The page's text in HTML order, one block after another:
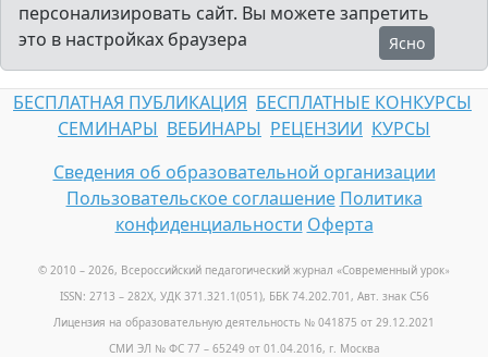
персонализировать сайт. Вы можете запретить
это в настройках браузера
Ясно
БЕСПЛАТНАЯ ПУБЛИКАЦИЯ БЕСПЛАТНЫЕ КОНКУРСЫ
СЕМИНАРЫ ВЕБИНАРЫ РЕЦЕНЗИИ КУРСЫ
Сведения об образовательной организации
Пользовательское соглашение Политика
конфиденциальности Оферта
© 2010 – 2026, Всероссийский педагогический журнал «Современный урок»
ISSN: 2713 – 282X, УДК 371.321.1(051), ББК 74.202.701, Авт. знак С56
Лицензия на образовательную деятельность № 041875 от 29.12.2021
СМИ ЭЛ № ФС 77 – 65249 от 01.04.2016, г. Москва